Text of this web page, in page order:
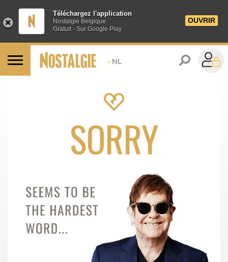
Téléchargez l'application
Nostalgie Belgique
Gratuit - Sur Google Play
OUVRIR
> NL
SORRY